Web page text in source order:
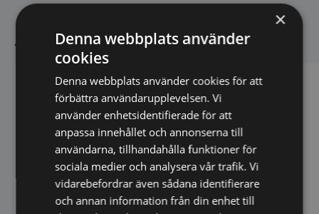
Andra köpte även
Fritös 10L,
400x600x295mm, Baron
×
Denna webbplats använder
cookies
Denna webbplats använder cookies för att
förbättra användarupplevelsen. Vi
använder enhetsidentifierade för att
anpassa innehållet och annonserna till
användarna, tillhandahålla funktioner för
sociala medier och analysera vår trafik. Vi
vidarebefordrar även sådana identifierare
och annan information från din enhet till